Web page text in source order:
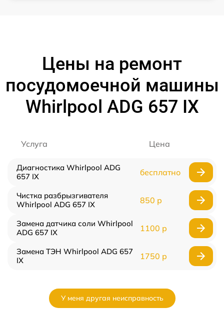
Цены на ремонт
посудомоечной машины
Whirlpool ADG 657 IX
Услуга Цена
Диагностика Whirlpool ADG
657 IX
бесплатно
Чистка разбрызгивателя
Whirlpool ADG 657 IX
850 р
Замена датчика соли Whirlpool
ADG 657 IX
1100 р
Замена ТЭН Whirlpool ADG 657
IX
1750 р
У меня другая неисправность